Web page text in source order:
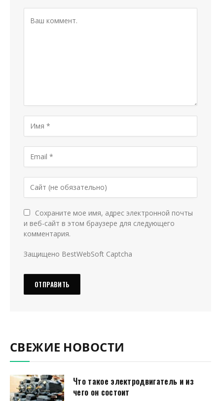
Сохраните мое имя, адрес электронной почты
и веб-сайт в этом браузере для следующего
комментария.
Защищено BestWebSoft Captcha
СВЕЖИЕ НОВОСТИ
Что такое электродвигатель и из
чего он состоит